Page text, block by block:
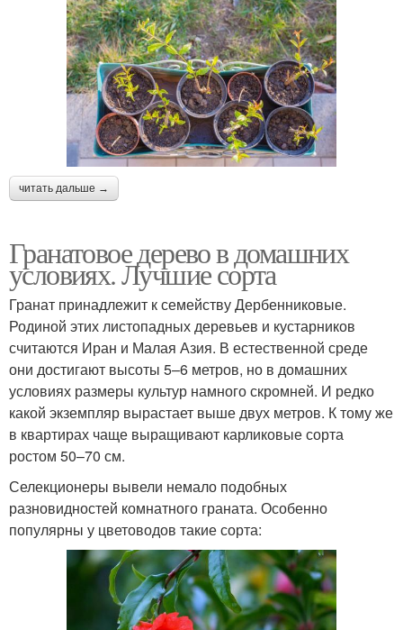
читать дальше →
Гранатовое дерево в домашних
условиях. Лучшие сорта
Гранат принадлежит к семейству Дербенниковые.
Родиной этих листопадных деревьев и кустарников
считаются Иран и Малая Азия. В естественной среде
они достигают высоты 5–6 метров, но в домашних
условиях размеры культур намного скромней. И редко
какой экземпляр вырастает выше двух метров. К тому же
в квартирах чаще выращивают карликовые сорта
ростом 50–70 см.
Селекционеры вывели немало подобных
разновидностей комнатного граната. Особенно
популярны у цветоводов такие сорта: